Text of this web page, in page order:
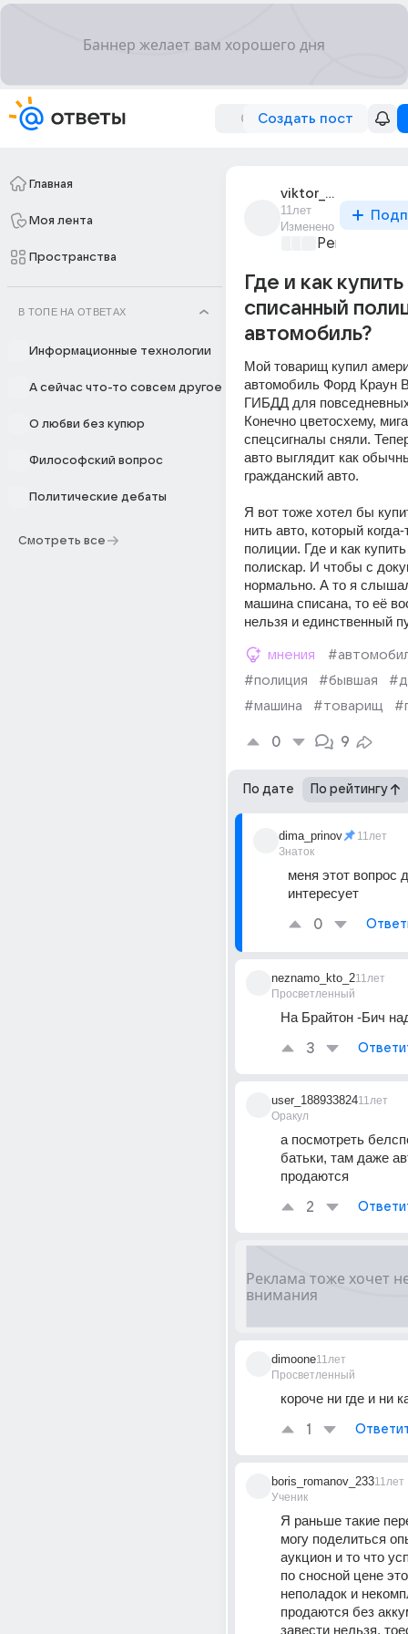
Создать пост
Главная
Моя лента
Пространства
В ТОПЕ НА ОТВЕТАХ
Информационные технологии
А сейчас что-то совсем другое
О любви без купюр
Философский вопрос
Политические дебаты
Смотреть все
viktor_borisov_329
11лет
Изменено
Ремонт и
Где и как купить
списанный
автомобиль?
Мой товарищ купил
автомобиль Форд Краун
ГИБДД для
Конечно цветосхему,
спецсигналы сняли.
авто выглядит как
гражданский авто.
Я вот тоже хотел бы
нить авто, который
полиции. Где и как
полискар. И чтобы с
нормально. А то я
машина списана, то её
нельзя и единственный
мнения
#полиция
#бывшая
#машина
#товарищ
0 9
По дате По рейтингу
dima_prinov
Знаток
11лет
меня этот вопрос
интересует
0
neznamo_kto_2
Просветленный
11лет
На Брайтон -Бич
3
user_188933824
Оракул
11лет
а посмотреть
батьки, там даже
продаются
2
dimoone
Просветленный
11лет
короче ни где и ни
1
boris_romanov_233
Ученик
11лет
Я раньше такие
могу поделиться
аукцион и то что
по сносной цене
неполадок и
продаются без
завести нельзя,